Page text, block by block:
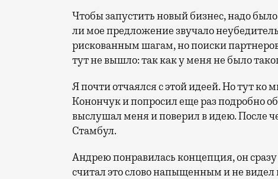
Чтобы запустить новый бизнес, надо
ли мое предложение звучало
рискованным шагам, но поиски
тут не вышло: так как у меня не было
Я почти отчаялся с этой идеей. Но тут
Конончук и попросил еще раз подробно
выслушал меня и поверил в идею. После
Стамбул.
Андрею понравилась концепция, он
считал это слово напыщенным и не